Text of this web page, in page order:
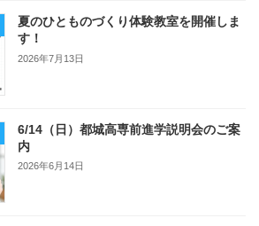
夏のひとものづくり体験教室を開催しま
す！
2026年7月13日
6/14（日）都城高専前進学説明会のご案
内
2026年6月14日